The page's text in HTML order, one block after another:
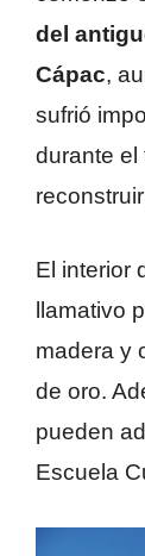
del
Cápac,
sufrió
durante el
El interior
llamativo
madera y
de oro.
pueden
Escuela